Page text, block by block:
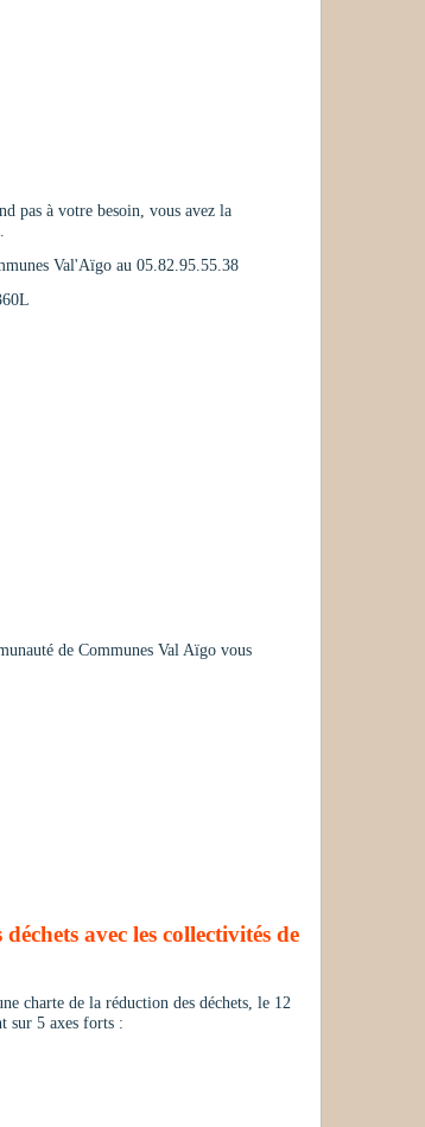
pas à votre besoin, vous avez la
Val'Aïgo au 05.82.95.55.38
de Communes Val Aïgo vous
avec les collectivités de
charte de la réduction des déchets, le 12
sur 5 axes forts :